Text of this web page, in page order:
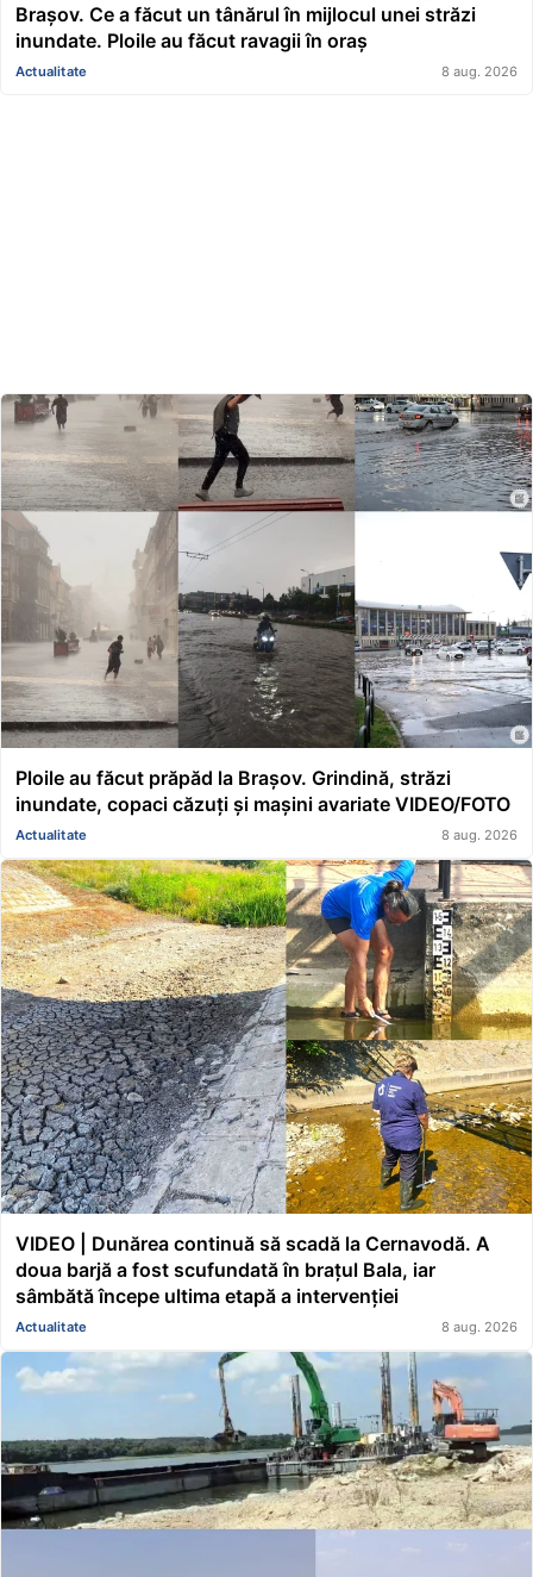
Brașov. Ce a făcut un tânărul în mijlocul unei străzi
inundate. Ploile au făcut ravagii în oraș
Actualitate 8 aug. 2026
Ploile au făcut prăpăd la Brașov. Grindină, străzi
inundate, copaci căzuți și mașini avariate VIDEO/FOTO
Actualitate 8 aug. 2026
VIDEO | Dunărea continuă să scadă la Cernavodă. A
doua barjă a fost scufundată în brațul Bala, iar
sâmbătă începe ultima etapă a intervenției
Actualitate 8 aug. 2026